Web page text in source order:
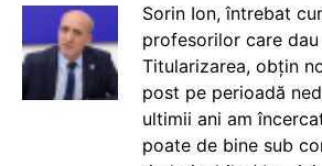
Sorin Ion, întrebat
profesorilor care dau
Titularizarea, obțin
post pe perioadă
ultimii ani am
poate de bine sub